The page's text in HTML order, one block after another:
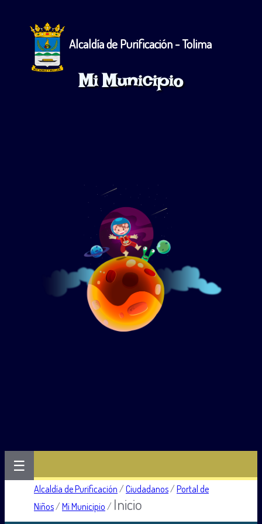
Alcaldía de Purificación - Tolima
Mi Municipio
☰
Alcaldía de Purificación / Ciudadanos/ Portal de
Niños/ Mi Municipio / Inicio